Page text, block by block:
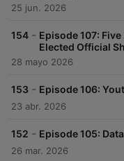
25 jun. 2026
154 - Episode 107:
Elected Official
28 mayo 2026
153 - Episode 106:
23 abr. 2026
152 - Episode 105:
26 mar. 2026